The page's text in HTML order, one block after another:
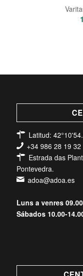
Latitud:
+34 986 28 19 32
Estrada das
Pontevedra.
adoa@adoa.es
Luns a venres
Sábados 10.00-